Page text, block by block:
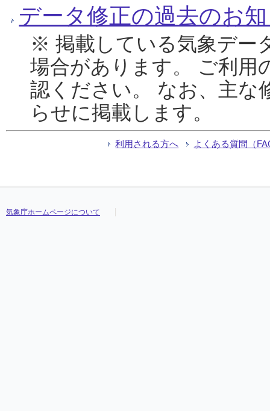
データ修正の過去のお
※ 掲載している気象デー
場合があります。 ご利用
認ください。 なお、主な
らせに掲載します。
利用される方へ よくある質問（
気象庁ホームページについて